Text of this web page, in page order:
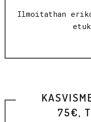
Ilmoitathan
75€,